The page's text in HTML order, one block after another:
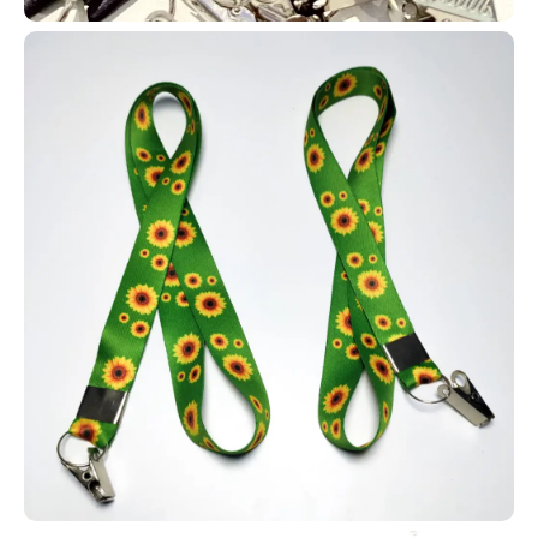
exclusiva.
Os cordões para crachá personalizados unem organização,
segurança e marketing. Eles suportam crachás e cartões RFID,
mantêm identificação sempre visível e ainda fortalecem a marca
com impressão de logotipo e cores institucionais. São duráveis,
confortáveis e ideais para padronização de equipes.